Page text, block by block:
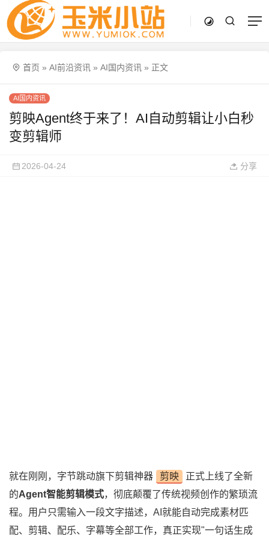
首页 » AI前沿资讯 » AI国内资讯 » 正文
AI国内资讯
剪映Agent终于来了！AI自动剪辑让小白秒
变剪辑师
2026-04-24 分享
就在刚刚，字节跳动旗下剪辑神器 剪映
正式上线了全新
的Agent智能剪辑模式，彻底颠覆了传统视频创作的繁琐流
程。用户只需输入一段文字描述，AI就能自动完成素材匹
配、剪辑、配乐、字幕等全部工作，真正实现"一句话生成